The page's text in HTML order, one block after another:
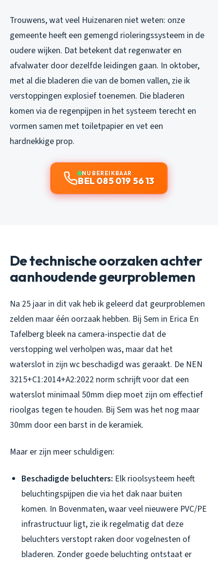
Trouwens, wat veel Huizenaren niet weten: onze
gemeente heeft een gemengd rioleringssysteem in de
oudere wijken. Dat betekent dat regenwater en
afvalwater door dezelfde leidingen gaan. In oktober,
met al die bladeren die van de bomen vallen, zie ik
verstoppingen explosief toenemen. Die bladeren
komen via de regenpijpen in het systeem terecht en
vormen samen met toiletpapier en vet een
hardnekkige prop.
NU BEREIKBAAR
BEL 085 019 56 13
De technische oorzaken achter
aanhoudende geurproblemen
Na 25 jaar in dit vak heb ik geleerd dat geurproblemen
zelden maar één oorzaak hebben. Bij Sem in Erica En
Tafelberg bleek na camera-inspectie dat de
verstopping wel verholpen was, maar dat het
waterslot in zijn wc beschadigd was geraakt. De NEN
3215+C1:2014+A2:2022 norm schrijft voor dat een
waterslot minimaal 50mm diep moet zijn om effectief
rioolgas tegen te houden. Bij Sem was het nog maar
30mm door een barst in de keramiek.
Maar er zijn meer schuldigen:
Beschadigde beluchters: Elk rioolsysteem heeft
beluchtingspijpen die via het dak naar buiten
komen. In Bovenmaten, waar veel nieuwere PVC/PE
infrastructuur ligt, zie ik regelmatig dat deze
beluchters verstopt raken door vogelnesten of
bladeren. Zonder goede beluchting ontstaat er